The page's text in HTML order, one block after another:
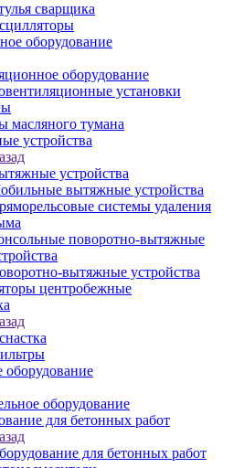
сварщика
оборудование
оборудование
установки
масляного тумана
устройства
устройства
вытяжные устройства
системы удаления
поворотно-вытяжные
вытяжные устройства
центробежные
оборудование
оборудование
для бетонных работ
для бетонных работ